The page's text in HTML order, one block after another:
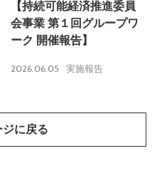
【持続可能経済推進委員
会事業 第１回グループワ
ーク 開催報告】
2026.06.05 実施報告
に戻る